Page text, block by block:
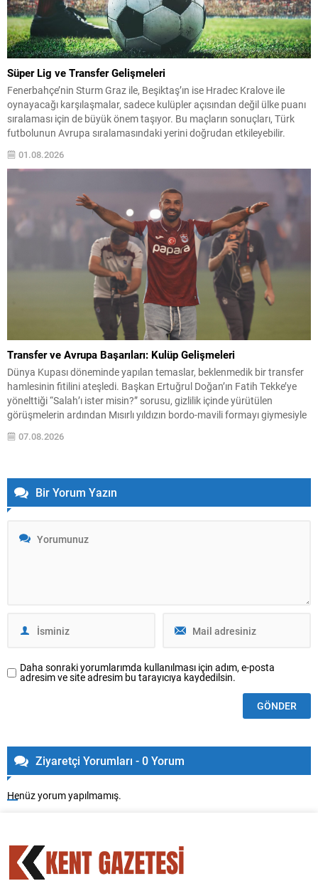
Süper Lig ve Transfer Gelişmeleri
Fenerbahçe’nin Sturm Graz ile, Beşiktaş’ın ise Hradec Kralove ile
oynayacağı karşılaşmalar, sadece kulüpler açısından değil ülke puanı
sıralaması için de büyük önem taşıyor. Bu maçların sonuçları, Türk
futbolunun Avrupa sıralamasındaki yerini doğrudan etkileyebilir.
Türkiye Futbol Federasyonu, Süper Lig’de çipli top teknolojisine
geçme kararı aldı. Sistem yüksek maliyetli olduğundan, uygulama
için...
01.08.2026
Transfer ve Avrupa Başarıları: Kulüp Gelişmeleri
Dünya Kupası döneminde yapılan temaslar, beklenmedik bir transfer
hamlesinin fitilini ateşledi. Başkan Ertuğrul Doğan’ın Fatih Tekke’ye
yönelttiği “Salah’ı ister misin?” sorusu, gizlilik içinde yürütülen
görüşmelerin ardından Mısırlı yıldızın bordo-mavili formayı giymesiyle
sonuçlandı. Bu dönemde takımın saha performansı da dikkat çekti;
Beşiktaş, Kralove deplasmanından unutulmaz bir zaferle dönerken
07.08.2026
Bir Yorum Yazın
Daha sonraki yorumlarımda kullanılması için adım, e-posta
adresim ve site adresim bu tarayıcıya kaydedilsin.
Ziyaretçi Yorumları - 0 Yorum
Henüz yorum yapılmamış.